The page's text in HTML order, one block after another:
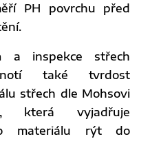
PH povrchu před
a inspekce střech
také tvrdost
střech dle Mohsovi
která vyjadřuje
materiálu rýt do